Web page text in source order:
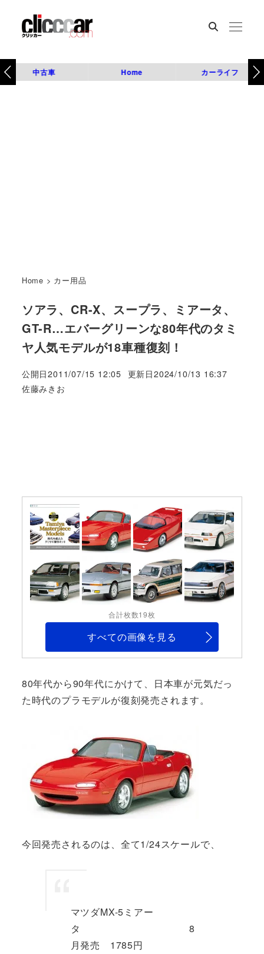
中古車 Home カーライフ
Home > カー用品
ソアラ、CR-X、スープラ、ミアータ、
GT-R…エバーグリーンな80年代のタミ
ヤ人気モデルが18車種復刻！
公開日2011/07/15 12:05 更新日2024/10/13 16:37
著
佐藤みきお
合計枚数19枚
すべての画像を見る
80年代から90年代にかけて、日本車が元気だっ
た時代のプラモデルが復刻発売されます。
今回発売されるのは、全て1/24スケールで、
マツダMX-5ミアー
タ 8
月発売 1785円